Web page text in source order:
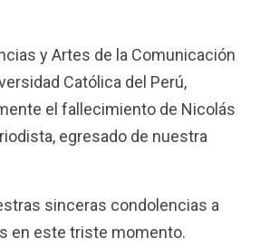
y Artes de la Comunicación
Católica del Perú,
el fallecimiento de Nicolás
egresado de nuestra
sinceras condolencias a
en este triste momento.